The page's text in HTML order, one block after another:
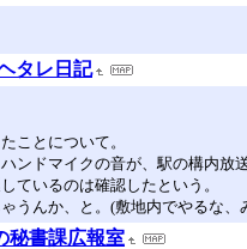
タレ日記
ことについて。
ンドマイクの音が、駅の構内
ているのは確認したという。
うんか、と。(敷地内でやるな、
秘書課広報室